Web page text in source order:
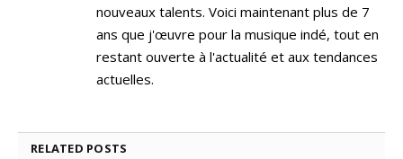
nouveaux talents. Voici maintenant plus de 7
ans que j'œuvre pour la musique indé, tout en
restant ouverte à l'actualité et aux tendances
actuelles.
RELATED POSTS